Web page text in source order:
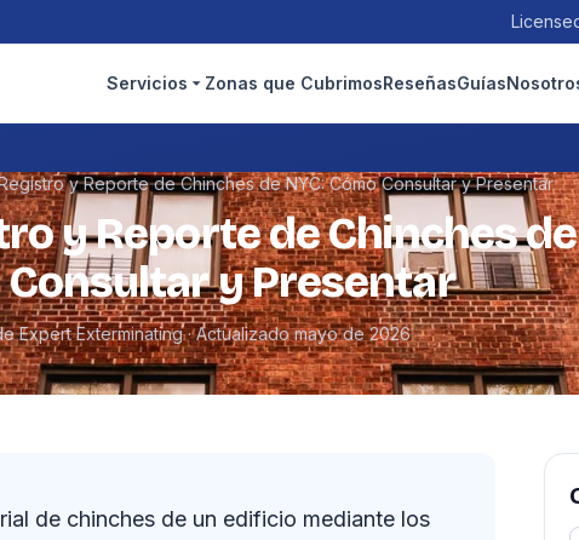
Servicios Zonas que CubrimosReseñasGuías
y Reporte de Chinches de NYC: Cómo Consultar y Presentar
y Reporte de Chinches de
Consultar y Presentar
Expert Exterminating · Actualizado mayo de 2026
de chinches de un edificio mediante los